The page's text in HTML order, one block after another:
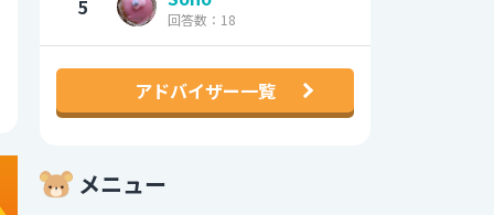
5 回答数：18
アドバイザー一覧
メニュー